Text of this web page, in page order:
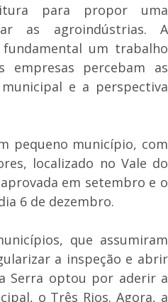
para propor uma
as agroindústrias. A
um trabalho
empresas percebam as
e a perspectiva
pequeno município, com
localizado no Vale do
em setembro e o
6 de dezembro.
que assumiram
a inspeção e abrir
Serra optou por aderir a
o Três Rios. Agora, a